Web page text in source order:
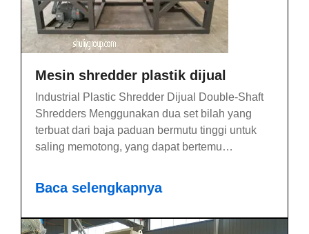
Mesin shredder plastik dijual
Industrial Plastic Shredder Dijual Double-Shaft
Shredders Menggunakan dua set bilah yang
terbuat dari baja paduan bermutu tinggi untuk
saling memotong, yang dapat bertemu…
Baca selengkapnya